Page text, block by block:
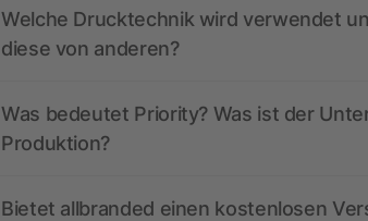
Welche Drucktechnik wird verwendet
diese von anderen?
Was bedeutet Priority? Was ist der
Produktion?
Bietet allbranded einen kostenlosen